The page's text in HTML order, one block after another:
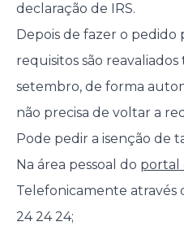
declaração de IRS.
Depois de fazer o pedido
requisitos são reavaliados
setembro, de forma
não precisa de voltar a
Pode pedir a isenção de
Na área pessoal do portal
Telefonicamente através
24 24 24;